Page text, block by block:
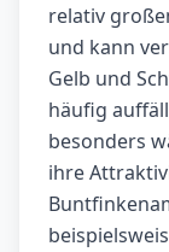
relativ
und kann
Gelb und
häufig
besonders
ihre